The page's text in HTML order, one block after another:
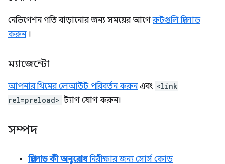
নেভিগেশন গতি বাড়ানোর জন্য সময়ের আগেরুটগুলি প্রিলোড
করুন।
ম্যাজেন্টো
আপনার থিমের লেআউট পরিবর্তন করুনএবং <link
rel=preload> ট্যাগ যোগ করুন।
সম্পদ
প্রিলোড কী অনুরোধনিরীক্ষার জন্য সোর্স কোড